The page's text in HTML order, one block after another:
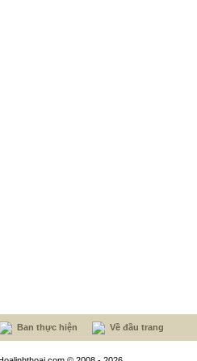
Ban thực hiện Về đầu trang